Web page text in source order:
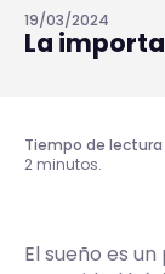
19/03/2024
La
Tiempo de lectura
2 minutos.
El sueño es